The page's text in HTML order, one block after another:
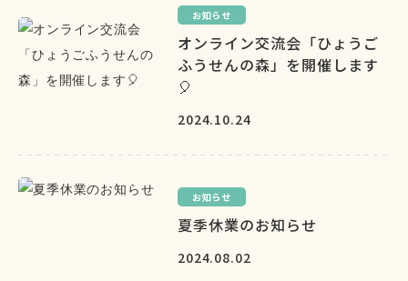
お知らせ
オンライン交流会「ひょうご
ふうせんの森」を開催します
🎈
2024.10.24
お知らせ
夏季休業のお知らせ
2024.08.02